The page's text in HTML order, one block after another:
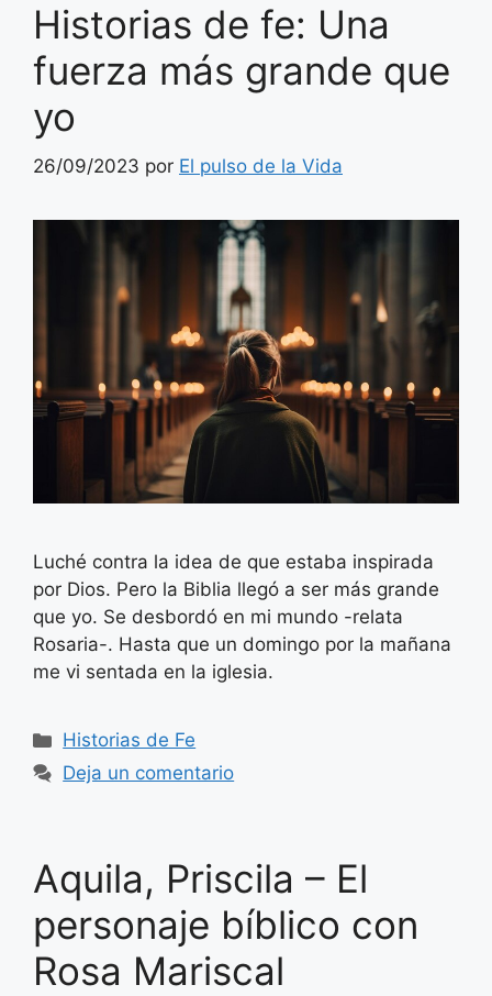
Historias de fe: Una
fuerza más grande que
yo
26/09/2023 por El pulso de la Vida
Luché contra la idea de que estaba inspirada
por Dios. Pero la Biblia llegó a ser más grande
que yo. Se desbordó en mi mundo -relata
Rosaria-. Hasta que un domingo por la mañana
me vi sentada en la iglesia.
Categorías
Historias de Fe
Deja un comentario
Aquila, Priscila – El
personaje bíblico con
Rosa Mariscal